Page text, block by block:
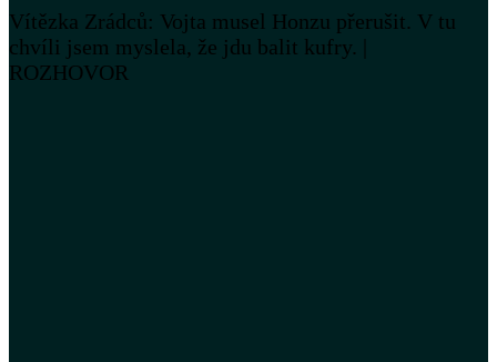
Vítězka Zrádců: Vojta musel Honzu přerušit. V tu
chvíli jsem myslela, že jdu balit kufry. |
ROZHOVOR